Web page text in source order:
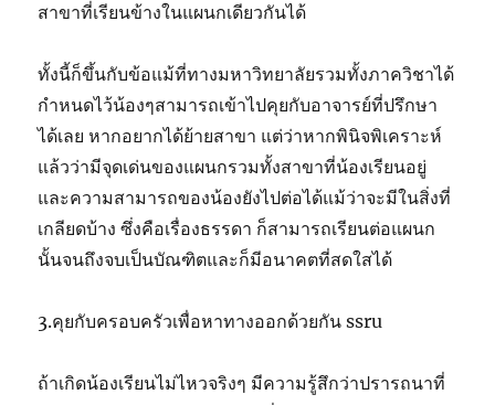
สาขาที่เรียนข้างในแผนกเดียวกันได้
ทั้งนี้ก็ขึ้นกับข้อแม้ที่ทางมหาวิทยาลัยรวมทั้งภาควิชาได้
กำหนดไว้น้องๆสามารถเข้าไปคุยกับอาจารย์ที่ปรึกษา
ได้เลย หากอยากได้ย้ายสาขา แต่ว่าหากพินิจพิเคราะห์
แล้วว่ามีจุดเด่นของแผนกรวมทั้งสาขาที่น้องเรียนอยู่
และความสามารถของน้องยังไปต่อได้แม้ว่าจะมีในสิ่งที่
เกลียดบ้าง ซึ่งคือเรื่องธรรดา ก็สามารถเรียนต่อแผนก
นั้นจนถึงจบเป็นบัณฑิตและก็มีอนาคตที่สดใสได้
3.คุยกับครอบครัวเพื่อหาทางออกด้วยกัน ssru
ถ้าเกิดน้องเรียนไม่ไหวจริงๆ มีความรู้สึกว่าปรารถนาที่